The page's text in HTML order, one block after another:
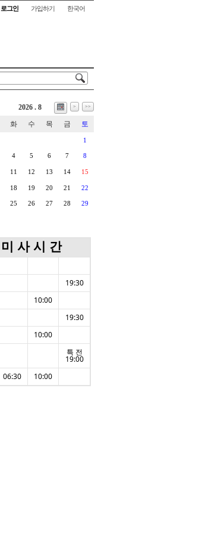
로그인 가입하기 한국어
> >>
2026 . 8
화 수 목 금 토
1
4 5 6 7 8
11 12 13 14 15
18 19 20 21 22
25 26 27 28 29
미 사 시 간
19:30
10:00
19:30
10:00
특 전
19:00
06:30 10:00